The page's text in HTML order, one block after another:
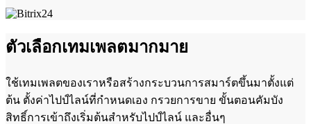
ตัวเลือกเทมเพลตมากมาย
ใช้เทมเพลตของเราหรือสร้างกระบวนการสมาร์ตขึ้นมาตั้งแต่
ต้น ตั้งค่าไปป์ไลน์ที่กำหนดเอง กรวยการขาย ขั้นตอนคัมบัง
สิทธิ์การเข้าถึงเริ่มต้นสำหรับไปป์ไลน์ และอื่นๆ